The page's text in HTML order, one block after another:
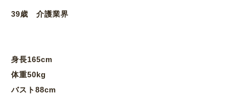
39歳 介護業界
身長165cm
体重50kg
バスト88cm